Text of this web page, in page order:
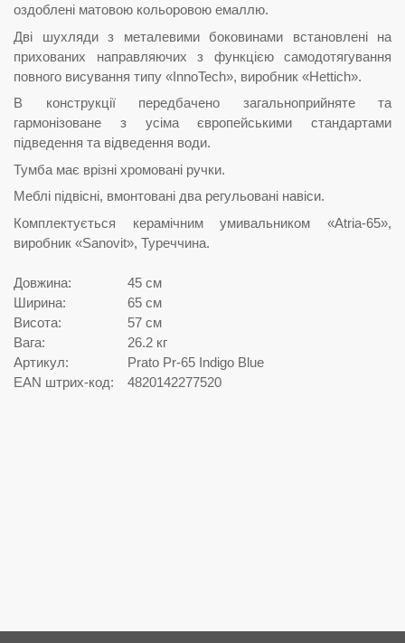
оздоблені матовою кольоровою емаллю.
Дві шухляди з металевими боковинами встановлені на
прихованих направляючих з функцією самодотягування
повного висування типу «InnoTech», виробник «Hettich».
В конструкції передбачено загальноприйняте та
гармонізоване з усіма європейськими стандартами
підведення та відведення води.
Тумба має врізні хромовані ручки.
Меблі підвісні, вмонтовані два регульовані навіси.
Комплектується керамічним умивальником «Atria-65»,
виробник «Sanovit», Туреччина.
Довжина:
45 см
Ширина:
65 см
Висота:
57 см
Вага:
26.2 кг
Артикул:
Prato Pr-65 Indigo Blue
EAN штрих-код:
4820142277520